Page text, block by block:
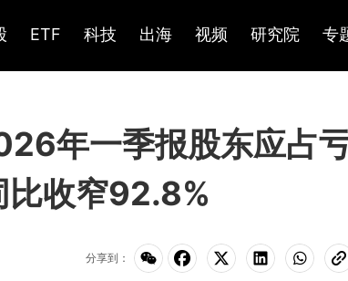
ETF 科技 出海 视频 研究院 专
年一季报股东应占
收窄92.8%
分享到：